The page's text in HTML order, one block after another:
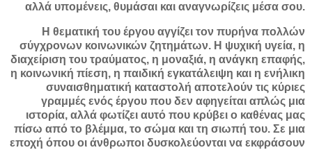
αλλά υπομένεις, θυμάσαι και αναγνωρίζεις μέσα σου.
Η θεματική του έργου αγγίζει τον πυρήνα πολλών
σύγχρονων κοινωνικών ζητημάτων. Η ψυχική υγεία, η
διαχείριση του τραύματος, η μοναξιά, η ανάγκη επαφής,
η κοινωνική πίεση, η παιδική εγκατάλειψη και η ενήλικη
συναισθηματική καταστολή αποτελούν τις κύριες
γραμμές ενός έργου που δεν αφηγείται απλώς μια
ιστορία, αλλά φωτίζει αυτό που κρύβει ο καθένας μας
πίσω από το βλέμμα, το σώμα και τη σιωπή του. Σε μια
εποχή όπου οι άνθρωποι δυσκολεύονται να εκφράσουν